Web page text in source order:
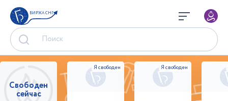
БИРЖА СНГ
Свободен
сейчас